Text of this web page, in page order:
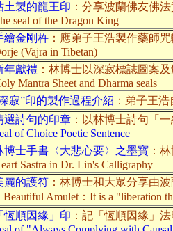
土製的龍王印 ：分享波蘭佛友佛
seal of the Dragon King
繪金剛杵 ：應弟子王浩製作藥師
(Vajra in Tibetan)
年獻禮 ：林博士以深寂標誌圖案
Mantra Sheet and Dharma seals
寂”印的製作過程介紹 ：弟子王浩
選詩句的印章 ：以林博士詩句「
of Choice Poetic Sentence
博士手書〈大悲心要〉之墨寶 ：
Sastra in Dr. Lin's Calligraphy
麗的護符 ：林博士和大眾分享由
Beautiful Amulet：It is a "liberation
恆順因緣」印 ：記「恆順因緣」